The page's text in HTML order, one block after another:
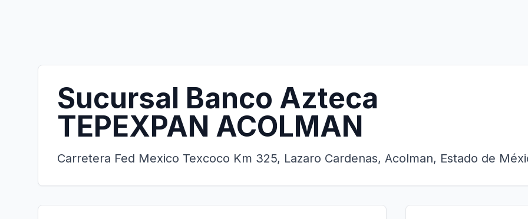
Sucursal Banco Azteca
TEPEXPAN ACOLMAN
Carretera Fed Mexico Texcoco Km 325, Lazaro Cardenas, Acolman, Estado de